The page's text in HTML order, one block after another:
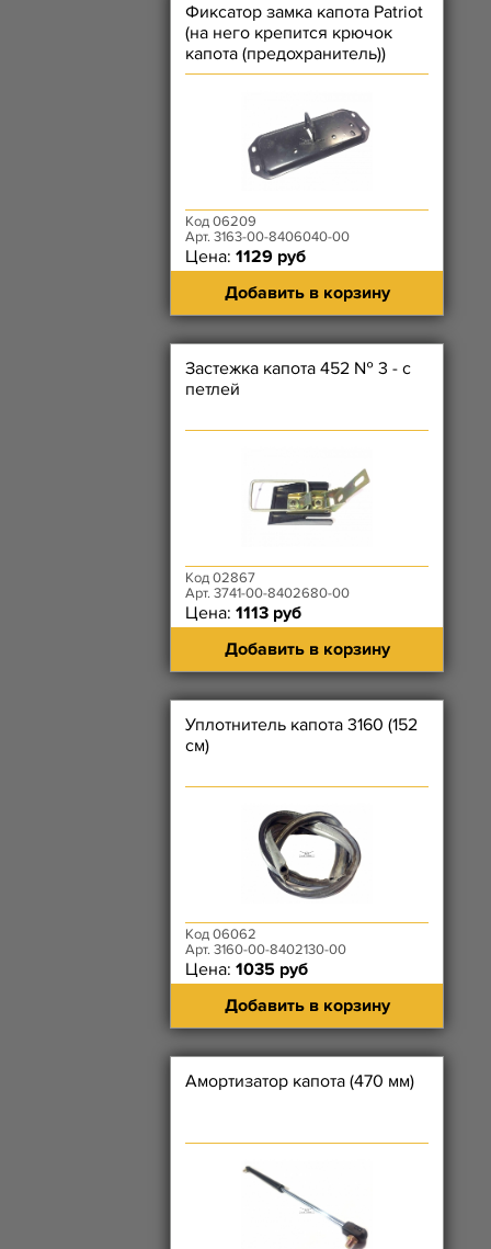
Фиксатор замка капота Patriot
(на него крепится крючок
капота (предохранитель))
Код 06209
Арт. 3163-00-8406040-00
Цена: 1129 руб
Добавить в корзину
Застежка капота 452 № 3 - с
петлей
Код 02867
Арт. 3741-00-8402680-00
Цена: 1113 руб
Добавить в корзину
Уплотнитель капота 3160 (152
см)
Код 06062
Арт. 3160-00-8402130-00
Цена: 1035 руб
Добавить в корзину
Амортизатор капота (470 мм)